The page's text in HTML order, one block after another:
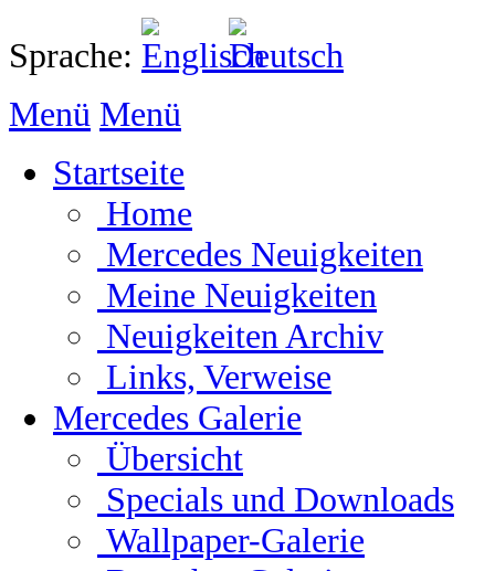
Sprache:
Menü Menü
Startseite
Home
Mercedes Neuigkeiten
Meine Neuigkeiten
Neuigkeiten Archiv
Links, Verweise
Mercedes Galerie
Übersicht
Specials und Downloads
Wallpaper-Galerie